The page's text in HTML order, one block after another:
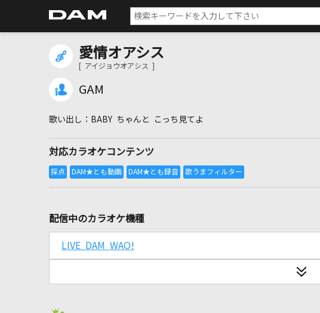
愛情オアシス
[ アイジョウオアシス ]
GAM
BABY ちゃんと こっち見てよ
対応カラオケコンテンツ
配信中のカラオケ機種
LIVE DAM WAO!